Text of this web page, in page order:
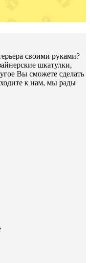
своими руками?
шкатулки,
Вы сможете сделать
к нам, мы рады